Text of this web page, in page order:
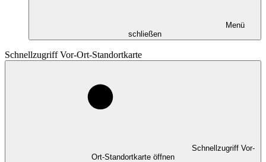
Menü
schließen
Schnellzugriff Vor-Ort-Standortkarte
Schnellzugriff Vor-
Ort-Standortkarte öffnen